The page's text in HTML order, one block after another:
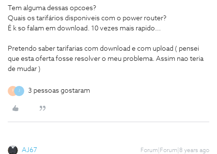
Tem alguma dessas opcoes?
Quais os tarifários disponiveis com o power router?
É k so falam em download. 10 vezes mais rapido...
Pretendo saber tarifarias com download e com upload ( pensei
que esta oferta fosse resolver o meu problema. Assim nao teria
de mudar )
F J 3 pessoas gostaram
AJ67 Forum|Forum|8 years ago